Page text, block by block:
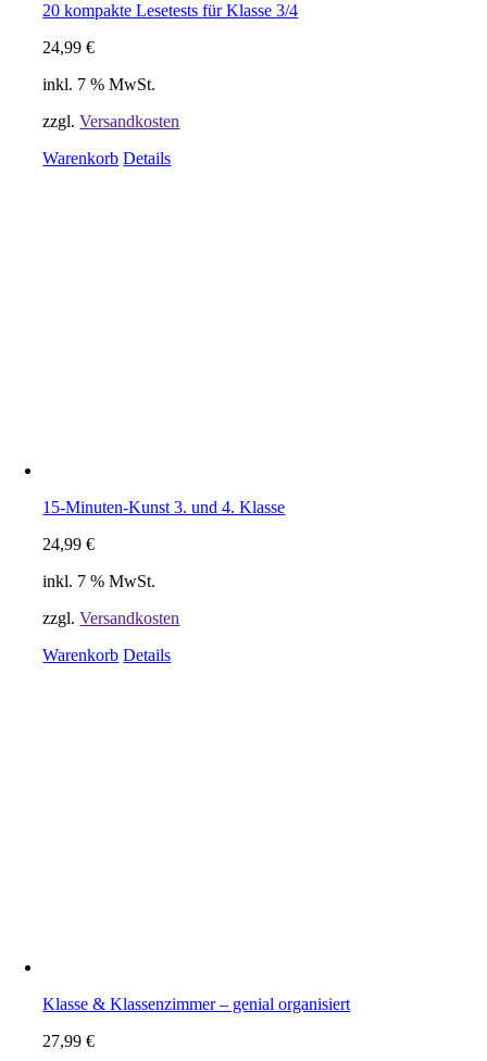
20 kompakte Lesetests für Klasse 3/4
24,99€
inkl. 7 % MwSt.
zzgl.Versandkosten
Warenkorb Details
15-Minuten-Kunst 3. und 4. Klasse
24,99€
inkl. 7 % MwSt.
zzgl.Versandkosten
Warenkorb Details
Klasse & Klassenzimmer – genial organisiert
27,99€